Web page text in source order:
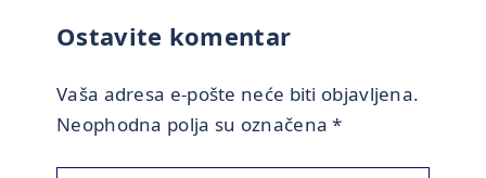
Ostavite komentar
Vaša adresa e-pošte neće biti objavljena.
Neophodna polja su označena*